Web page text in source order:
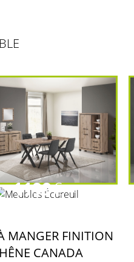
1199€
MANGER FINITION
CANADA